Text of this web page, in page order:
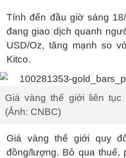
Tính đến đầu giờ sáng
đang giao dịch quanh
USD/Oz, tăng mạnh so
Kitco.
Giá vàng thế giới liên tục
(Ảnh: CNBC)
Giá vàng thế giới quy
đồng/lượng. Bỏ qua thuế,